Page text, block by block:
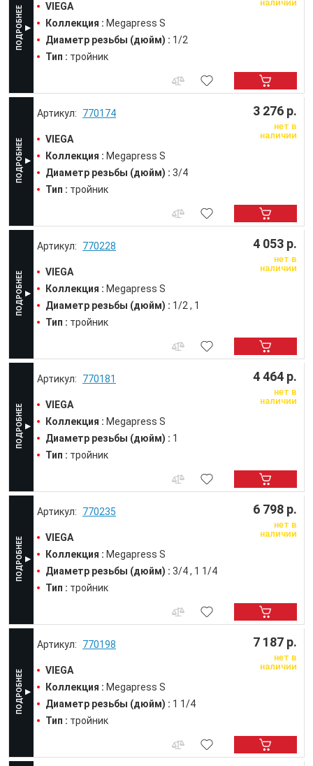
VIEGA
Коллекция : Megapress S
Диаметр резьбы (дюйм) : 1/2
Тип : тройник
наличии
770174
VIEGA
Коллекция : Megapress S
Диаметр резьбы (дюйм) : 3/4
Тип : тройник
3 276 р.
нет в
наличии
770228
VIEGA
Коллекция : Megapress S
Диаметр резьбы (дюйм) : 1/2
1
Тип : тройник
4 053 р.
нет в
наличии
770181
VIEGA
Коллекция : Megapress S
Диаметр резьбы (дюйм) : 1
Тип : тройник
4 464 р.
нет в
наличии
770235
VIEGA
Коллекция : Megapress S
Диаметр резьбы (дюйм) : 3/4
1 1/4
Тип : тройник
6 798 р.
нет в
наличии
770198
VIEGA
Коллекция : Megapress S
Диаметр резьбы (дюйм) : 1 1/4
Тип : тройник
7 187 р.
нет в
наличии